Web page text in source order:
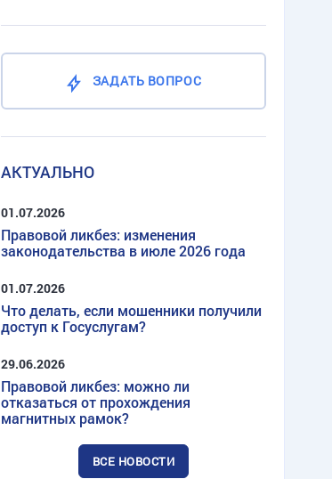
ЗАДАТЬ ВОПРОС
АКТУАЛЬНО
01.07.2026
Правовой ликбез: изменения
законодательства в июле 2026 года
01.07.2026
Что делать, если мошенники получили
доступ к Госуслугам?
29.06.2026
Правовой ликбез: можно ли
отказаться от прохождения
магнитных рамок?
ВСЕ НОВОСТИ